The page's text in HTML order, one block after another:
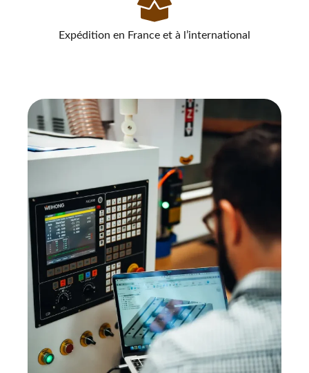
Expédition en France et à l’international